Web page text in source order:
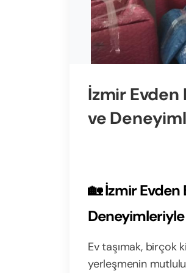
İzmir Evden
ve
🏡 İzmir Evden
Deneyimleriyle
Ev taşımak, birçok
yerleşmenin